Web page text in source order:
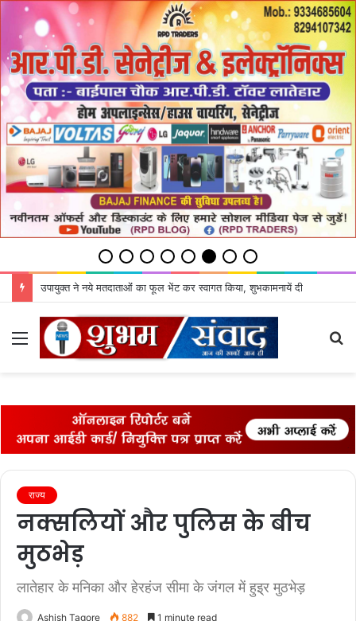
उपायुक्‍त ने नये मतदाताओंं का फूल भेंट कर स्‍वागत किया, शुभकामनायें दी
Menu
राज्‍य
नक्‍सलियों और पुलिस के बीच
मुठभेड़
लातेहार के मनिका और हेरहंज सीमा के जंगल में हुइ्र मुठभेड़
Ashish Tagore 882 1 minute read